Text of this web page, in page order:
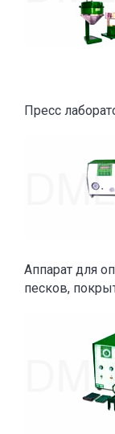
Пресс
Аппарат для
песков,